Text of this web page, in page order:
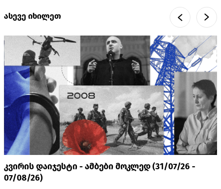
ასევე იხილეთ
კვირის დაიჯესტი - ამბები მოკლედ (31/07/26 -
07/08/26)